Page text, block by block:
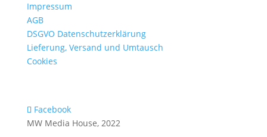
Impressum
AGB
DSGVO Datenschutzerklärung
Lieferung, Versand und Umtausch
Cookies
Facebook
MW Media House, 2022